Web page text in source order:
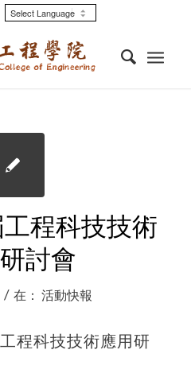
程科技技術
討會
/ 在： 活動快報
程科技技術應用研